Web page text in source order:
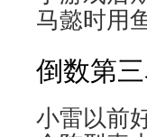
马懿时用
倒数第
小雷以前